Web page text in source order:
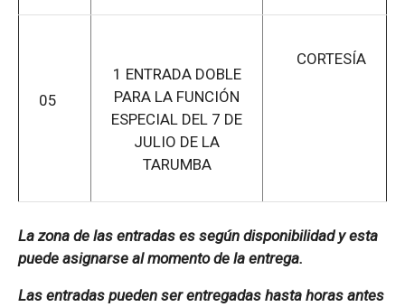
05
1 ENTRADA DOBLE
PARA LA FUNCIÓN
ESPECIAL DEL 7 DE
JULIO DE LA
TARUMBA
CORTESÍA
La zona de las entradas es según disponibilidad y esta
puede asignarse al momento de la entrega.
Las entradas pueden ser entregadas hasta horas antes